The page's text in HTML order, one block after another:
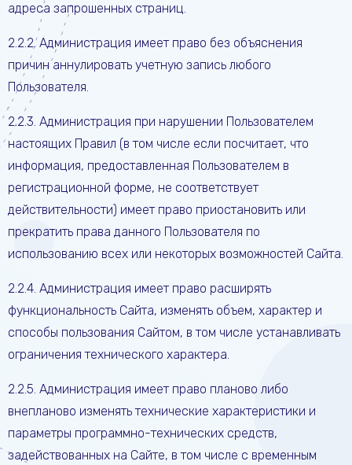
адреса запрошенных страниц.
2.2.2. Администрация имеет право без объяснения
причин аннулировать учетную запись любого
Пользователя.
2.2.3. Администрация при нарушении Пользователем
настоящих Правил (в том числе если посчитает, что
информация, предоставленная Пользователем в
регистрационной форме, не соответствует
действительности) имеет право приостановить или
прекратить права данного Пользователя по
использованию всех или некоторых возможностей Сайта.
2.2.4. Администрация имеет право расширять
функциональность Сайта, изменять объем, характер и
способы пользования Сайтом, в том числе устанавливать
ограничения технического характера.
2.2.5. Администрация имеет право планово либо
внепланово изменять технические характеристики и
параметры программно-технических средств,
задействованных на Сайте, в том числе с временным